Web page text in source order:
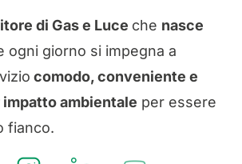
di Gas e Luce che nasce
ogni giorno si impegna a
comodo, conveniente e
ambientale per essere
fianco.